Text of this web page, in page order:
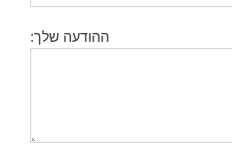
ההודעה שלך: